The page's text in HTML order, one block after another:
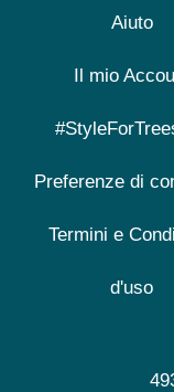
Aiuto
Il mio
Preferenze di
Termini e
d'uso